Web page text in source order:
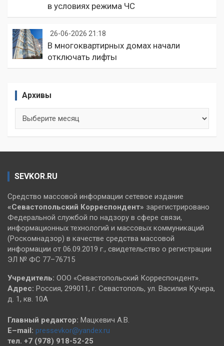
в условиях режима ЧС
26-06-2026 21:18
В многоквартирных домах начали
отключать лифты
Архивы
SEVKOR.RU
Средство массовой информации сетевое издание
«Севастопольский Корреспондент» зарегистрировано
Федеральной службой по надзору в сфере связи,
информационных технологий и массовых коммуникаций
(Роскомнадзор) в качестве средства массовой
информации от 06.09.2019 г., свидетельство о регистрации
ЭЛ № ФС 77–76715
Учредитель: ООО «Севастопольский Корреспондент».
Адрес: Россия, 299011, г. Севастополь, ул. Василия Кучера,
д. 1, кв. 10А
Главный редактор: Мацкевич А.В.
E–mail: pressevkor@yandex.ru
тел. +7 (978) 918-52-25